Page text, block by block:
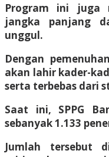
Program ini juga
jangka panjang
unggul.
Dengan
akan lahir kader-
serta terbebas dari
Saat ini, SPPG
sebanyak 1.133
Jumlah tersebut